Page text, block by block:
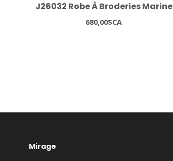
J26032 Robe À Broderies Marine
680,00$CA
Mirage